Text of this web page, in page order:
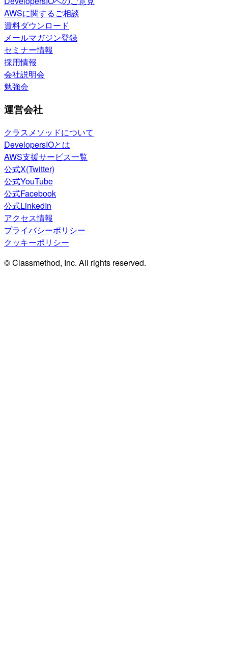
AWSに関するご相談
資料ダウンロード
メールマガジン登録
セミナー情報
採用情報
会社説明会
勉強会
運営会社
クラスメソッドについて
DevelopersIOとは
AWS支援サービス一覧
公式X(Twitter)
公式YouTube
公式Facebook
公式LinkedIn
アクセス情報
プライバシーポリシー
クッキーポリシー
© Classmethod, Inc. All rights reserved.